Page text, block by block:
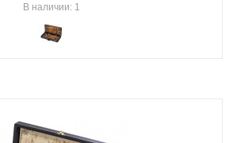
В наличии: 1